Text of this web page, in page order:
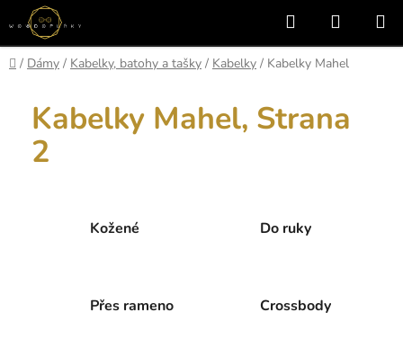
Přejít
na
obsah
Hledat
KOŠÍK
Domů
/ Dámy / Kabelky, batohy a tašky / Kabelky / Kabelky Mahel
Kabelky Mahel, Strana
2
Kožené Do ruky
Přes rameno Crossbody